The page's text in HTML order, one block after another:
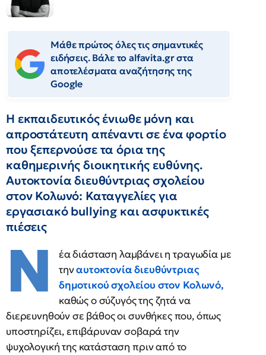
Μάθε πρώτος όλες τις σημαντικές
ειδήσεις. Βάλε το alfavita.gr στα
αποτελέσματα αναζήτησης της
Google
H εκπαιδευτικός ένιωθε μόνη και
απροστάτευτη απέναντι σε ένα φορτίο
που ξεπερνούσε τα όρια της
καθημερινής διοικητικής ευθύνης.
Αυτοκτονία διευθύντριας σχολείου
στον Κολωνό: Καταγγελίες για
εργασιακό bullying και ασφυκτικές
πιέσεις
Ν
έα διάσταση λαμβάνει η τραγωδία με
τηναυτοκτονία διευθύντριας
δημοτικού σχολείου στον Κολωνό,
καθώς ο σύζυγός της ζητά να
διερευνηθούν σε βάθος οι συνθήκες που, όπως
υποστηρίζει, επιβάρυναν σοβαρά την
ψυχολογική της κατάσταση πριν από το